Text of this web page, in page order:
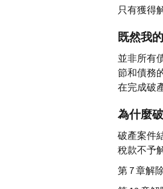
只有獲得
既然我
並非所有
節和債務
在完成破
為什麼
破產案件
稅款不予
第 7 章解